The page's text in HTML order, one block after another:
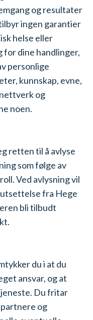
og resultater
ingen garantier
helse eller
for dine handlinger,
personlige
kunnskap, evne,
og
noen.
retten til å avlyse
som følge av
Ved avlysning vil
fra Hege
bli tilbudt
du i at du
ansvar, og at
Du fritar
og